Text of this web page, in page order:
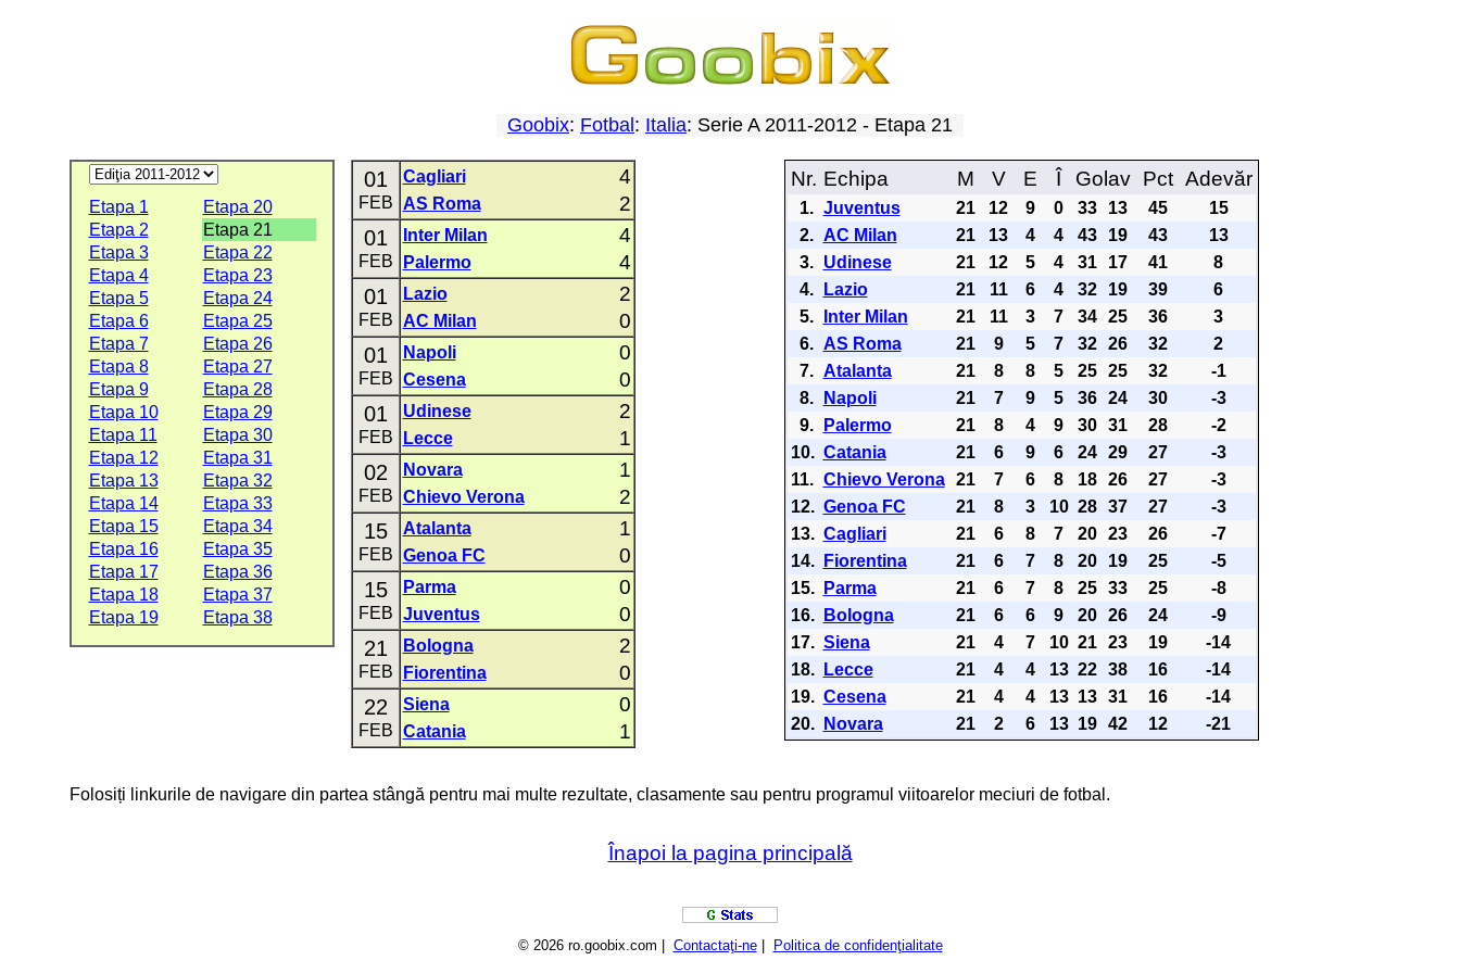
Goobix: Fotbal : Italia: Serie A 2011-2012 - Etapa 21
Etapa 1
Etapa 20
Etapa 2
Etapa 21
Etapa 3
Etapa 22
Etapa 4
Etapa 23
Etapa 5
Etapa 24
Etapa 6
Etapa 25
Etapa 7
Etapa 26
Etapa 8
Etapa 27
Etapa 9
Etapa 28
Etapa 10
Etapa 29
Etapa 11
Etapa 30
Etapa 12
Etapa 31
Etapa 13
Etapa 32
Etapa 14
Etapa 33
Etapa 15
Etapa 34
Etapa 16
Etapa 35
Etapa 17
Etapa 36
Etapa 18
Etapa 37
Etapa 19
Etapa 38
01
FEB
Cagliari 4
AS Roma 2
01
FEB
Inter Milan 4
Palermo 4
01
FEB
Lazio 2
AC Milan 0
01
FEB
Napoli 0
Cesena 0
01
FEB
Udinese 2
Lecce 1
02
FEB
Novara 1
Chievo Verona 2
15
FEB
Atalanta 1
Genoa FC 0
15
FEB
Parma 0
Juventus 0
21
FEB
Bologna 2
Fiorentina 0
22
FEB
Siena 0
Catania 1
Nr. Echipa M V E Î Golav Pct Adevăr
1. Juventus 21 12 9 0 33 13 45
15
2. AC Milan 21 13 4 4 43 19 43
13
3.
Udinese 21 12 5 4 31 17 41
8
4.
Lazio 21 11 6 4 32 19 39
6
5.
Inter Milan 21 11 3 7 34 25 36
3
6. AS Roma 21 9 5 7 32 26 32
2
7. Atalanta 21 8 8 5 25 25 32
-1
8.
Napoli 21 7 9 5 36 24 30
-3
9.
Palermo 21 8 4 9 30 31 28
-2
10. Catania 21 6 9 6 24 29 27
-3
11. Chievo Verona 21 7 6 8 18 26 27
-3
12. Genoa FC 21 8 3 10 28 37 27
-3
13. Cagliari 21 6 8 7 20 23 26
-7
14.
Fiorentina 21 6 7 8 20 19 25
-5
15.
Parma 21 6 7 8 25 33 25
-8
16.
Bologna 21 6 6 9 20 26 24
-9
17. Siena 21 4 7 10 21 23 19
-14
18.
Lecce 21 4 4 13 22 38 16
-14
19. Cesena 21 4 4 13 13 31 16
-14
20.
Novara 21 2 6 13 19 42 12 -21
Folosiți linkurile de navigare din partea stângă pentru mai multe rezultate, clasamente sau pentru programul viitoarelor meciuri de fotbal.
Înapoi la pagina principală
© 2026 ro.goobix.com | Contactaţi-ne| Politica de confidenţialitate